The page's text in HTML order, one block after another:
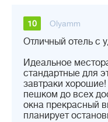
10 Olyamm
Отличный отель с
Идеальное
стандартные для
завтраки
пешком до всех
окна прекрасный
планирует